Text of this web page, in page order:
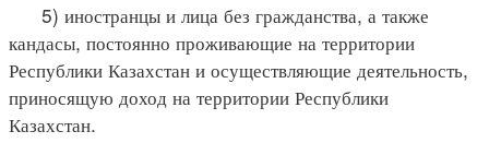
5) иностранцы и лица без гражданства, а также
кандасы, постоянно проживающие на территории
Республики Казахстан и осуществляющие деятельность,
приносящую доход на территории Республики
Казахстан.